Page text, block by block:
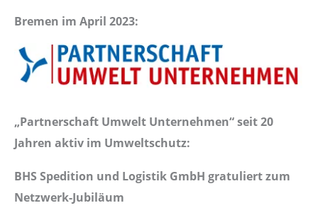
Bremen im April 2023:
„Partnerschaft Umwelt Unternehmen“ seit 20
Jahren aktiv im Umweltschutz:
BHS Spedition und Logistik GmbH gratuliert zum
Netzwerk-Jubiläum